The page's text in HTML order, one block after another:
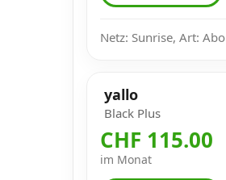
Netz: Sunrise, Art: Abo
yallo
Black Plus
CHF 115.00
im Monat